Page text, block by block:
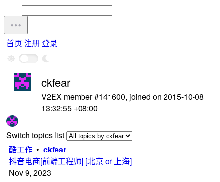
首页 注册登录
ckfear
V2EX member #141600, joined on 2015-10-08
13:32:55 +08:00
Switch topics list
酷工作 • ckfear
抖音电商[前端工程师] [北京 or 上海]
Nov 9, 2023